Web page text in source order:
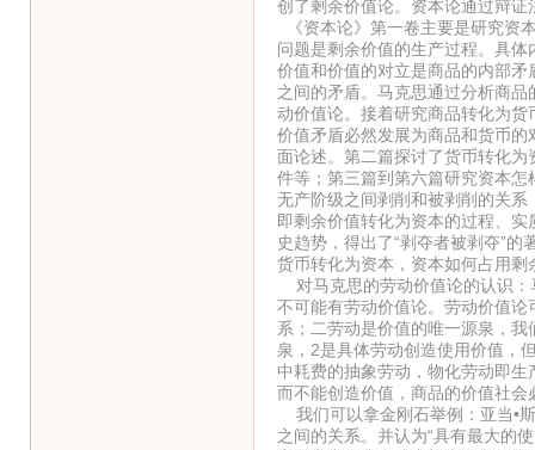
创了剩余价值论。资本论通过辩
《资本论》第一卷主要是研究资
问题是剩余价值的生产过程。具
价值和价值的对立是商品的内部
之间的矛盾。马克思通过分析商
动价值论。接着研究商品转化为
价值矛盾必然发展为商品和货币
面论述。第二篇探讨了货币转化
件等；第三篇到第六篇研究资本
无产阶级之间剥削和被剥削的关
即剩余价值转化为资本的过程、
史趋势，得出了“剥夺者被剥夺”
货币转化为资本，资本如何占用
对马克思的劳动价值论的认识：
不可能有劳动价值论。劳动价值
系；二劳动是价值的唯一源泉，
泉，2是具体劳动创造使用价值，
中耗费的抽象劳动，物化劳动即
而不能创造价值，商品的价值社会
我们可以拿金刚石举例：亚当•
之间的关系。并认为“具有最大的